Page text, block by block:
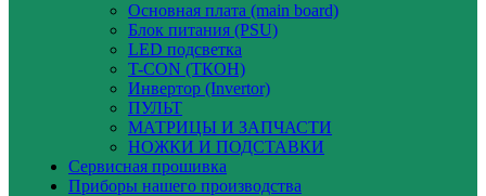
Основная плата (main board)
Блок питания (PSU)
LED подсветка
T-CON (ТКОН)
Инвертор (Invertor)
ПУЛЬТ
МАТРИЦЫ И ЗАПЧАСТИ
НОЖКИ И ПОДСТАВКИ
Сервисная прошивка
Приборы нашего производства